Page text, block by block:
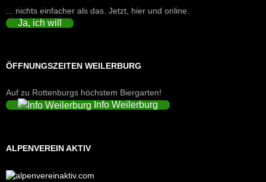
... nichts einfacher als das. Jetzt, hier und online.
Ja, ich will
ÖFFNUNGSZEITEN WEILERBURG
Auf zu Rottenburgs höchstem Biergarten!
Info Weilerburg
ALPENVEREIN AKTIV